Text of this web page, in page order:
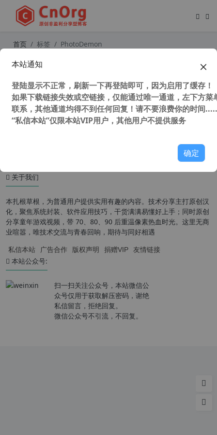
首页 标签 PhotoDemon
PS替代软件 PhotoDemon Photo Ed
p 的替代品
关于我们
本扎根草根，为普通用户提供实用有趣的内容。技术分享主打原创汉
化，聚焦系统封装、软件应用技巧，干货满满易懂好上手；同时原创
分享童年游戏视频，带 70、80、90 后重温像素热血时光。这里无商
业喧嚣，唯技术交流与青春回响，期待与同好相遇
私信本站 广告合作 版权声明 捐赠VIP 友情链接
本站公众号:
扫一扫关注公众号，本站微信公
众号仅用于获取解压密码，谢绝
私信留言，拒绝回复。
微信公众号不引流，不回复。
本站通知
登陆显示不正常，刷新一下再登陆即可，因为启用了缓存！
如果下载链接失效或空链接，仅能通过唯一通道，左下方菜
联系，其他通道均得不到任何回复！请不要浪费你的时间
“私信本站”仅限本站VIP用户，其他用户不提供服务
确定